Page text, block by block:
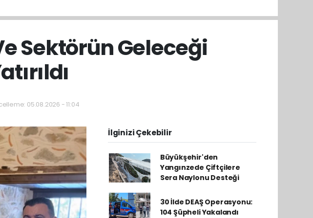
Sektörün Geleceği
05.08.2026 - 11:04
İlginizi Çekebilir
Büyükşehir'den
Yangınzede Çiftçilere
Sera Naylonu Desteği
30 İlde DEAŞ Operasyonu:
104 Şüpheli Yakalandı